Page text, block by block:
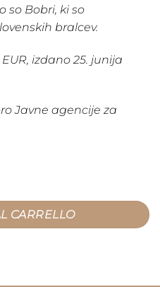
so Bobri, ki so
bralcev.
izdano 25. junija
Javne agencije za
CARRELLO